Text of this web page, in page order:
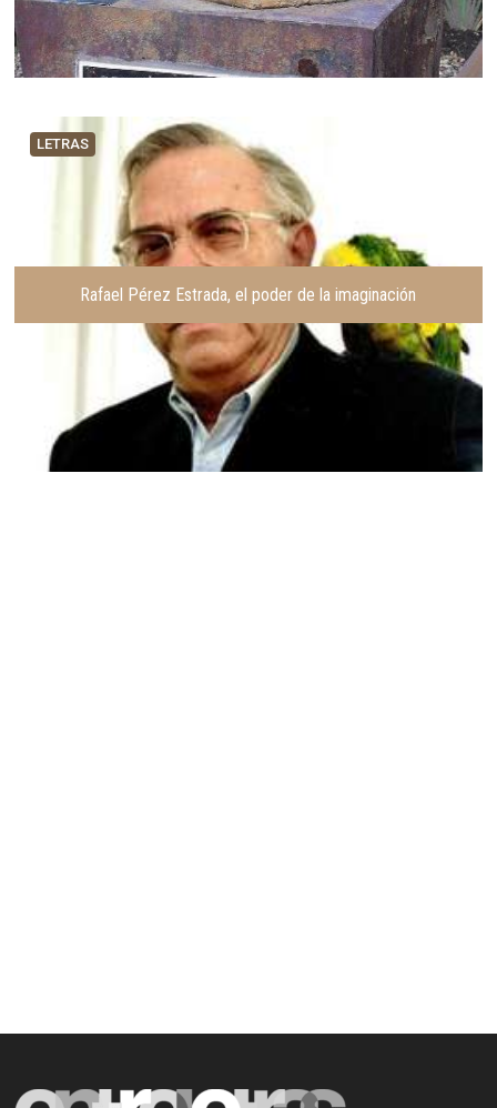
LETRAS
Rafael Pérez Estrada, el poder de la imaginación